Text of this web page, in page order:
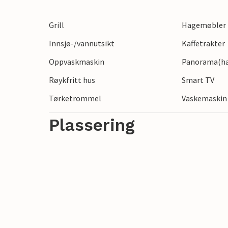
dag på stranden. Den sjarmerende
kafeer, restauranter og små butikker. I
sykkelstier som er ideelle for
nyte kystens atmosfære, har Hornbæk
Grill
Hagemøbler
Innsjø-/vannutsikt
Kaffetrakter
Oppvaskmaskin
Røykfritt hus
Smart TV
Tørketrommel
Vaskemaskin
Plassering